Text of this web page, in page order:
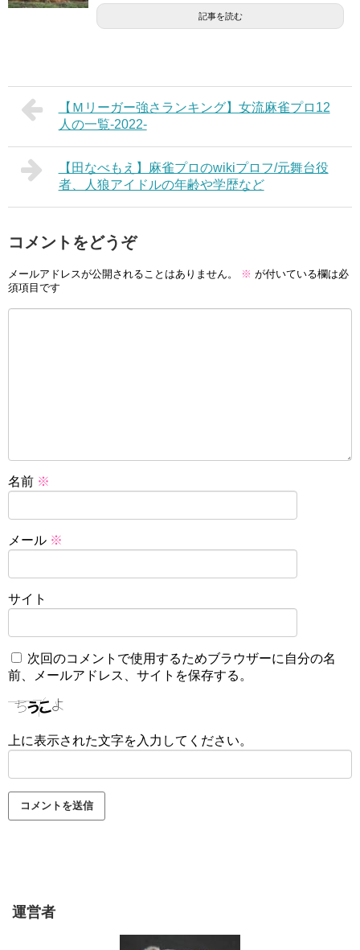
記事を読む
【Ｍリーガー強さランキング】女流麻雀プロ12
人の一覧-2022-
【田なべもえ】麻雀プロのwikiプロフ/元舞台役
者、人狼アイドルの年齢や学歴など
コメントをどうぞ
メールアドレスが公開されることはありません。 ※ が付いている欄は必
須項目です
名前 ※
メール ※
サイト
次回のコメントで使用するためブラウザーに自分の名
前、メールアドレス、サイトを保存する。
上に表示された文字を入力してください。
運営者